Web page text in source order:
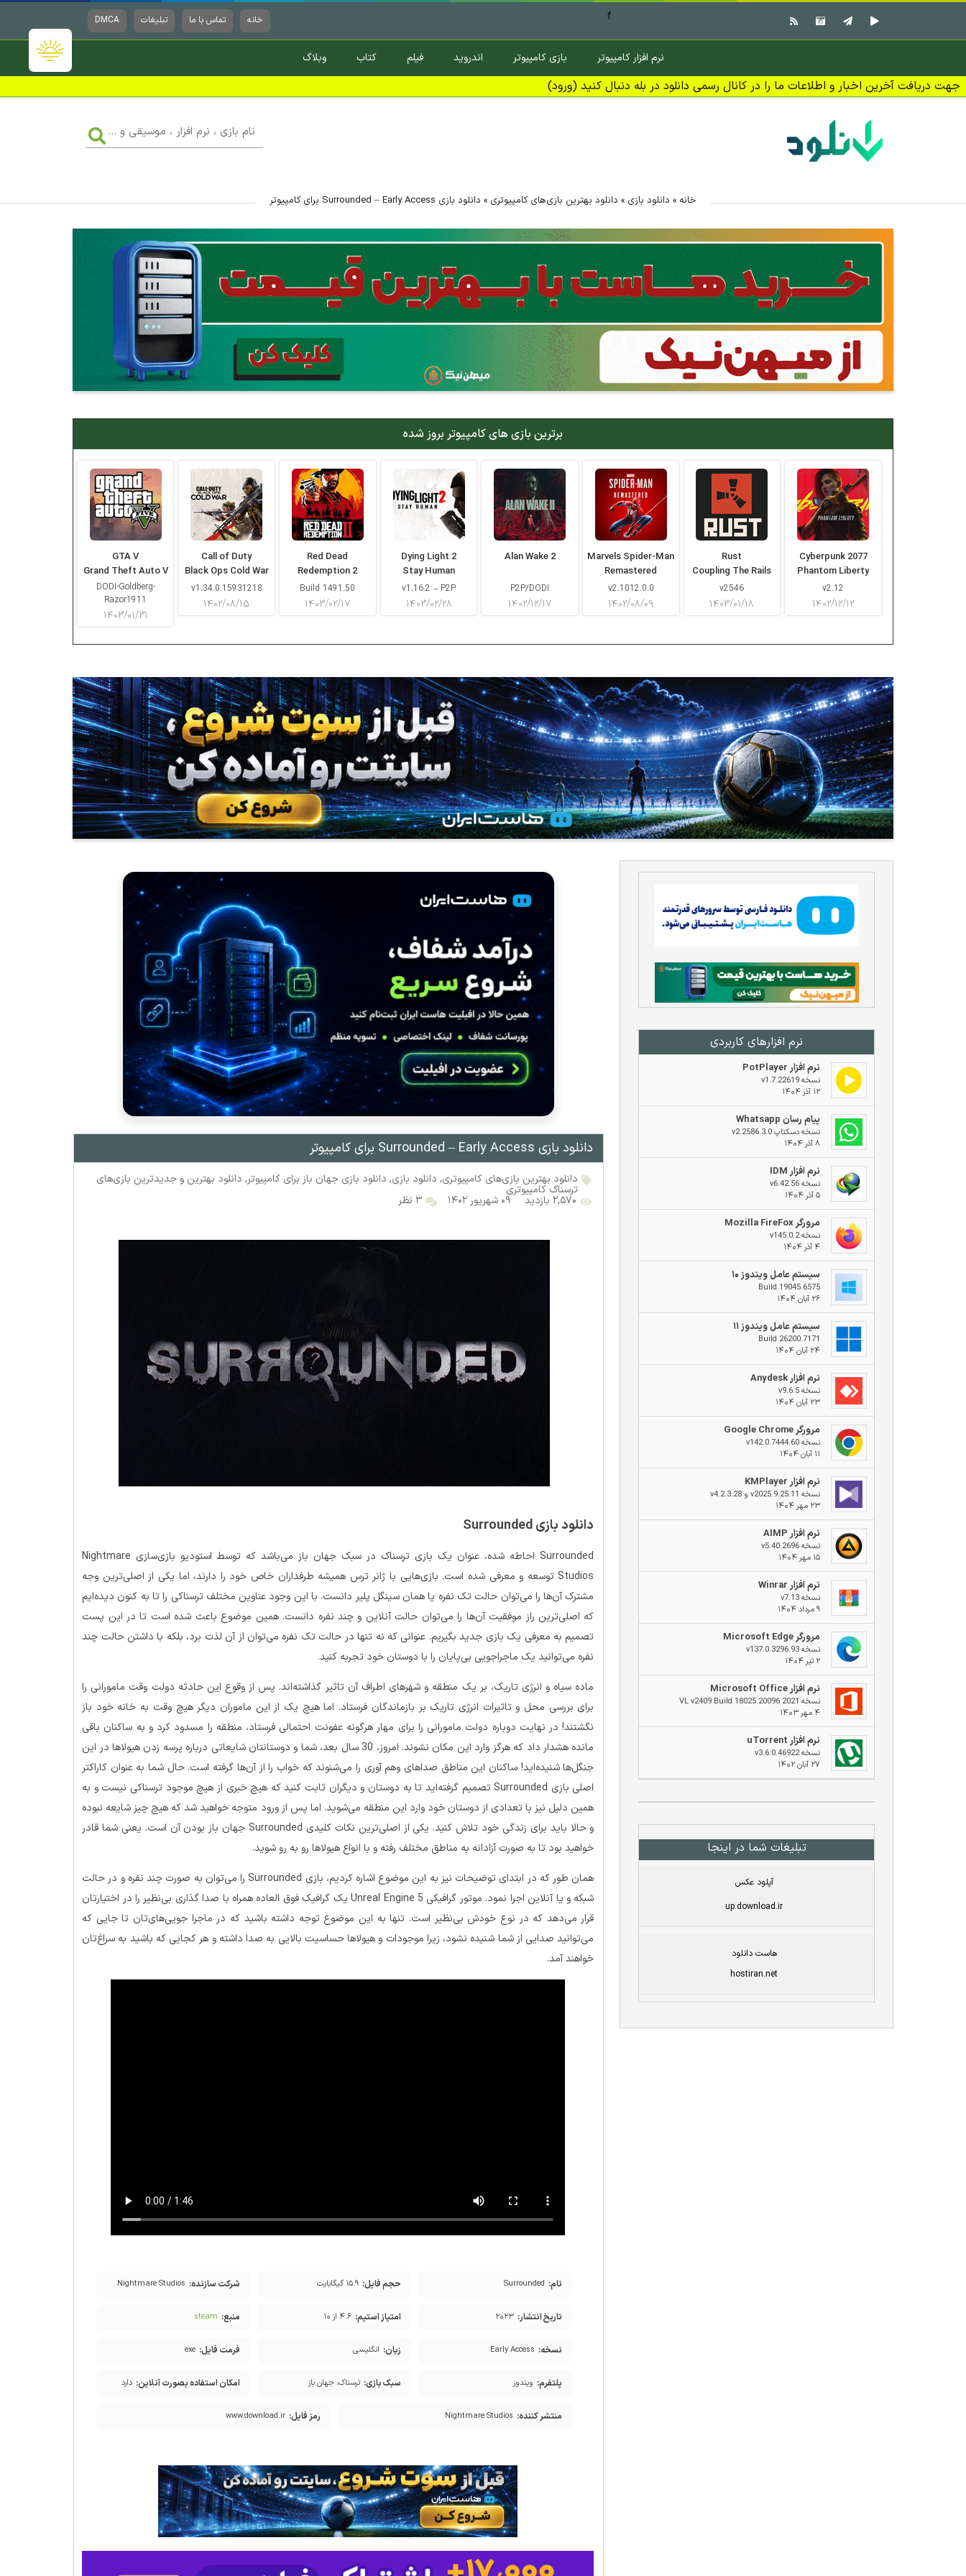
خانه تماس با ما تبلیغات DMCA f
نرم افزار کامپیوتر بازی کامپیوتر اندروید فیلم کتاب وبلاگ
جهت دریافت آخرین اخبار و اطلاعات ما را در کانال رسمی دانلود در بله دنبال کنید (ورود)
بازی
،
خانه » دانلود بازی » دانلود بهترین بازی‌های کامپیوتری » دانلود بازی Surrounded – Early Access برای کامپیوتر
برترین بازی های کامپیوتر بروز شده
GTA V
Grand Theft Auto V
DODI-Goldberg-
Razor1911
۱۴۰۳/۰۱/۳۱
Call of Duty
Black Ops Cold War
v1.34.0.15931218
۱۴۰۲/۰۸/۱۵
Red Dead
Redemption 2
Build 1491.50
۱۴۰۳/۰۲/۱۷
Dying Light 2
Stay Human
v1.16.2 – P2P
۱۴۰۳/۰۲/۲۸
Alan Wake 2
P2P/DODI
۱۴۰۲/۱۲/۱۷
Marvels Spider-Man
Remastered
v2.1012.0.0
۱۴۰۲/۰۸/۰۹
Rust
Coupling The Rails
v2546
۱۴۰۳/۰۱/۱۸
Cyberpunk 2077
Phantom Liberty
v2.12
۱۴۰۲/۱۲/۱۲
نرم افزار‌های کاربردی
نرم افزار PotPlayer
نسخه v1.7.22619
۱۲ آذر ۱۴۰۴
پیام رسان Whatsapp
نسخه دسکتاپ v2.2586.3.0
۸ آذر ۱۴۰۴
نرم افزار IDM
نسخه v6.42.56
۵ آذر ۱۴۰۴
مرورگر Mozilla FireFox
نسخه v145.0.2
۴ آذر ۱۴۰۴
سیستم عامل ویندوز ۱۰
Build 19045.6575
۲۶ آبان ۱۴۰۴
سیستم عامل ویندوز ۱۱
Build 26200.7171
۲۴ آبان ۱۴۰۴
نرم افزار Anydesk
نسخه v9.6.5
۲۳ آبان ۱۴۰۴
مرورگر Google Chrome
نسخه v142.0.7444.60
۱۱ آبان ۱۴۰۴
نرم افزار KMPlayer
نسخه v2025.9.25.11 و v4.2.3.28
۲۳ مهر ۱۴۰۴
نرم افزار AIMP
نسخه v5.40.2696
۱۵ مهر ۱۴۰۴
نرم افزار Winrar
نسخه v7.13
۹ مرداد ۱۴۰۴
مرورگر Microsoft Edge
نسخه v137.0.3296.93
۲ تیر ۱۴۰۴
نرم افزار Microsoft Office
نسخه 2021 VL v2409 Build 18025.20096
۴ مهر ۱۴۰۳
نرم افزار uTorrent
نسخه v3.6.0.46922
۲۷ آبان ۱۴۰۲
تبلیغات شما در اینجا
آپلود عکس
up.download.ir
هاست دانلود
hostiran.net
دانلود بازی Surrounded – Early Access برای کامپیوتر
دانلود بهترین بازی‌های کامپیوتری, دانلود بازی, دانلود بازی جهان باز برای کامپیوتر, دانلود بهترین و جدیدترین بازی‌های
ترسناک کامپیوتری
۲,۵۷۰ بازدید ۰۹ شهریور ۱۴۰۲ ۳ نظر
دانلود بازی Surrounded
Surrounded احاطه شده، عنوان یک بازی ترسناک در سبک جهان باز می‌باشد که توسط استودیو بازی‌سازی Nightmare
Studios توسعه و معرفی شده است. بازی‌هایی با ژانر ترس همیشه طرفداران خاص خود را دارند، اما یکی از اصلی‌ترین وجه
مشترک آن‌ها را می‌توان حالت تک نفره یا همان سینگل پلیر دانست. با این وجود عناوین مختلف ترسناکی را تا به کنون دیده‌ایم
که اصلی‌ترین راز موفقیت آن‌ها را می‌توان حالت آنلاین و چند نفره دانست. همین موضوع باعث شده است تا در این پست
تصمیم به معرفی یک بازی جدید بگیریم. عنوانی که نه تنها در حالت تک نفره می‌توان از آن لذت برد، بلکه با داشتن حالت چند
نفره می‌توانید یک ماجراجویی بی‌پایان را با دوستان خود تجربه کنید.
ماده سیاه و انرژی تاریک، بر یک منطقه و شهر‌های اطراف آن تاثیر گذاشته‌اند. پس از وقوع این حادثه دولت وقت مامورانی را
برای بررسی محل و تاثیرات انرژی تاریک بر بازماندگان فرستاد. اما هیچ یک از این ماموران دیگر هیچ وقت به خانه خود باز
نگشتند! در نهایت دوباره دولت مامورانی را برای مهار هرگونه عفونت احتمالی فرستاد، منطقه را مسدود کرد و به ساکنان باقی
مانده هشدار داد که هرگز وارد این مکان نشوند. امروز، 30 سال بعد، شما و دوستانتان شایعاتی درباره پرسه زدن هیولاها در این
جنگل‌ها شنیده‌اید! ساکنان این مناطق صدا‌های وهم آوری را می‌شنوند که خواب را از آن‌ها گرفته است. حال شما به عنوان کاراکتر
اصلی بازی Surrounded تصمیم گرفته‌اید تا به دوستان و دیگران ثابت کنید که هیچ خبری از هیچ موجود ترسناکی نیست و به
همین دلیل نیز با تعدادی از دوستان خود وارد این منطقه می‌شوید. اما پس از ورود متوجه خواهید شد که هیچ چیز شایعه نبوده
و حالا باید برای زندگی خود تلاش کنید. یکی از اصلی‌ترین نکات کلیدی Surrounded جهان باز بودن آن است. یعنی شما قادر
خواهید بود تا به صورت آزادانه به مناطق مختلف رفته و با انواع هیولا‌ها رو به رو شوید.
همان طور که در ابتدای توضیحات نیز به این موضوع اشاره کردیم، بازی Surrounded را می‌توان به صورت چند نفره و در حالت
شبکه و یا آنلاین اجرا نمود. موتور گرافیکی Unreal Engine 5 یک گرافیک فوق العاده همراه با صدا گذاری بی‌نظیر را در اختیارتان
قرار می‌دهد که در نوع خودش بی‌نظیر است. تنها به این موضوع توجه داشته باشید که در ماجرا جویی‌های‌تان تا جایی که
می‌توانید صدایی از شما شنیده نشود، زیرا موجودات و هیولا‌ها حساسیت بالایی به صدا داشته و هر کجایی که باشید به سراغ‌تان
خواهند آمد.
نام: Surrounded حجم فایل: ۱۵.۹ گیگابایت شرکت سازنده: Nightmare Studios
تاریخ انتشار: ۲۰۲۳ امتیاز استیم: ۴.۶ از ۱۰ منبع: steam
نسخه: Early Access زبان: انگلیسی فرمت فایل: exe
پلتفرم: ویندوز سبک بازی: ترسناک، جهان باز امکان استفاده بصورت آنلاین: دارد
منتشر کننده: Nightmare Studios رمز فایل: www.download.ir